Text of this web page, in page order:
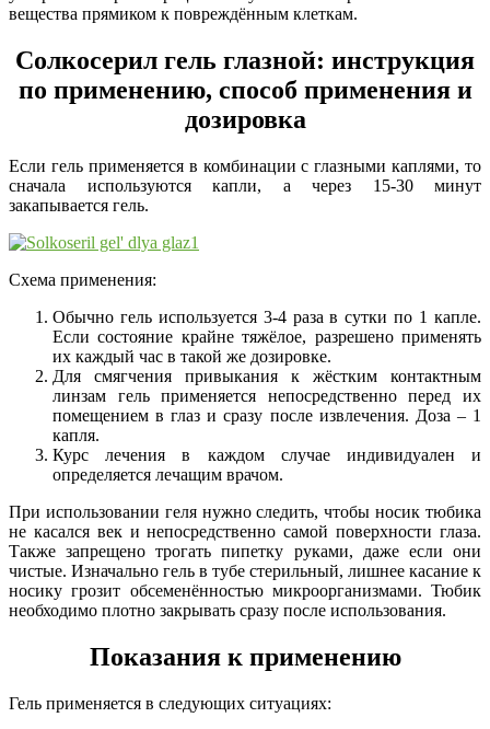
вещества прямиком к повреждённым клеткам.
Солкосерил гель глазной: инструкция
по применению, способ применения и
дозировка
Если гель применяется в комбинации с глазными каплями, то
сначала используются капли, а через 15-30 минут
закапывается гель.
Схема применения:
Обычно гель используется 3-4 раза в сутки по 1 капле.
Если состояние крайне тяжёлое, разрешено применять
их каждый час в такой же дозировке.
Для смягчения привыкания к жёстким контактным
линзам гель применяется непосредственно перед их
помещением в глаз и сразу после извлечения. Доза – 1
капля.
Курс лечения в каждом случае индивидуален и
определяется лечащим врачом.
При использовании геля нужно следить, чтобы носик тюбика
не касался век и непосредственно самой поверхности глаза.
Также запрещено трогать пипетку руками, даже если они
чистые. Изначально гель в тубе стерильный, лишнее касание к
носику грозит обсеменённостью микроорганизмами. Тюбик
необходимо плотно закрывать сразу после использования.
Показания к применению
Гель применяется в следующих ситуациях: